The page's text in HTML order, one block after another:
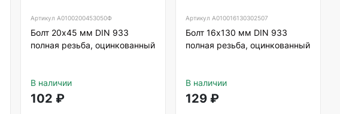
Артикул А0100200453050Ф
Болт 20х45 мм DIN 933
полная резьба, оцинкованный
В наличии
102 ₽
Артикул А010016130302507
Болт 16х130 мм DIN 933
полная резьба, оцинкованный
В наличии
129₽